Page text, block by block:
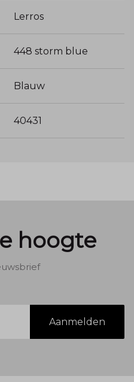
Lerros
448 storm blue
Blauw
40431
hoogte
Aanmelden